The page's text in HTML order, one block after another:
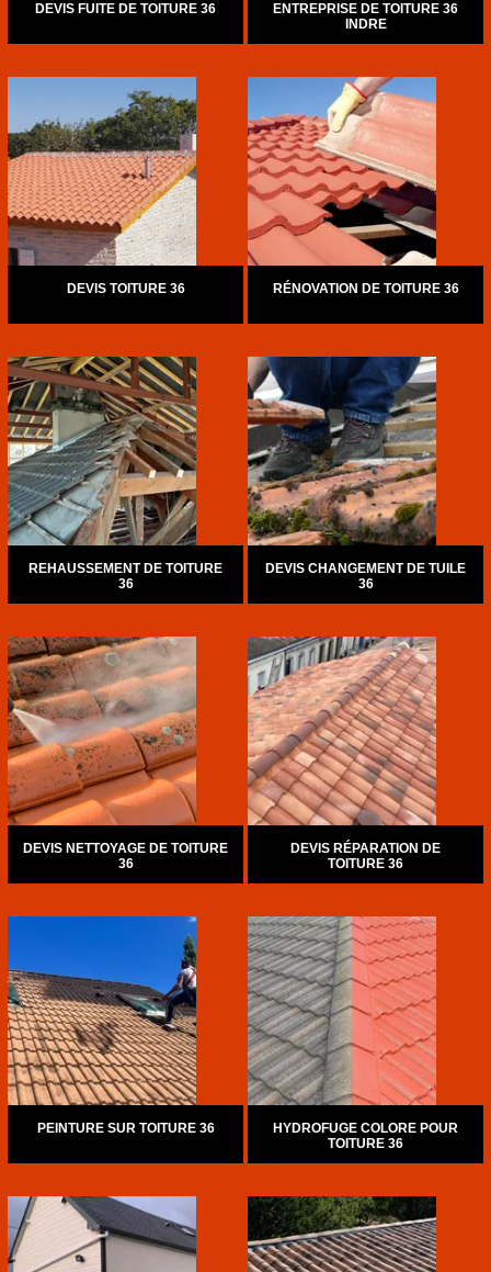
DEVIS FUITE DE TOITURE 36
ENTREPRISE DE TOITURE 36
INDRE
DEVIS TOITURE 36 RÉNOVATION DE TOITURE 36
REHAUSSEMENT DE TOITURE
36
DEVIS CHANGEMENT DE TUILE
36
DEVIS NETTOYAGE DE TOITURE
36
DEVIS RÉPARATION DE
TOITURE 36
PEINTURE SUR TOITURE 36
HYDROFUGE COLORE POUR
TOITURE 36